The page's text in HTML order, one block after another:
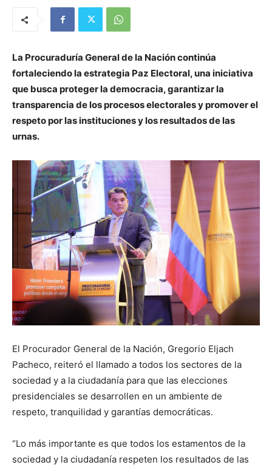
La Procuraduría General de la Nación continúa
fortaleciendo la estrategia Paz Electoral, una iniciativa
que busca proteger la democracia, garantizar la
transparencia de los procesos electorales y promover el
respeto por las instituciones y los resultados de las
urnas.
El Procurador General de la Nación, Gregorio Eljach
Pacheco, reiteró el llamado a todos los sectores de la
sociedad y a la ciudadanía para que las elecciones
presidenciales se desarrollen en un ambiente de
respeto, tranquilidad y garantías democráticas.
“Lo más importante es que todos los estamentos de la
sociedad y la ciudadanía respeten los resultados de las